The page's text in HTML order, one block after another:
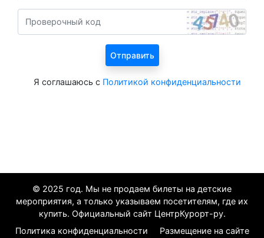
Я соглашаюсь с Политикой конфиденциальности
© 2025 год. Мы не продаем билеты на детские
мероприятия, а только указываем посетителям, где их
купить. Официальный сайт ЦентрКурорт-ру.
Политика конфиденциальности
Размещение на сайте